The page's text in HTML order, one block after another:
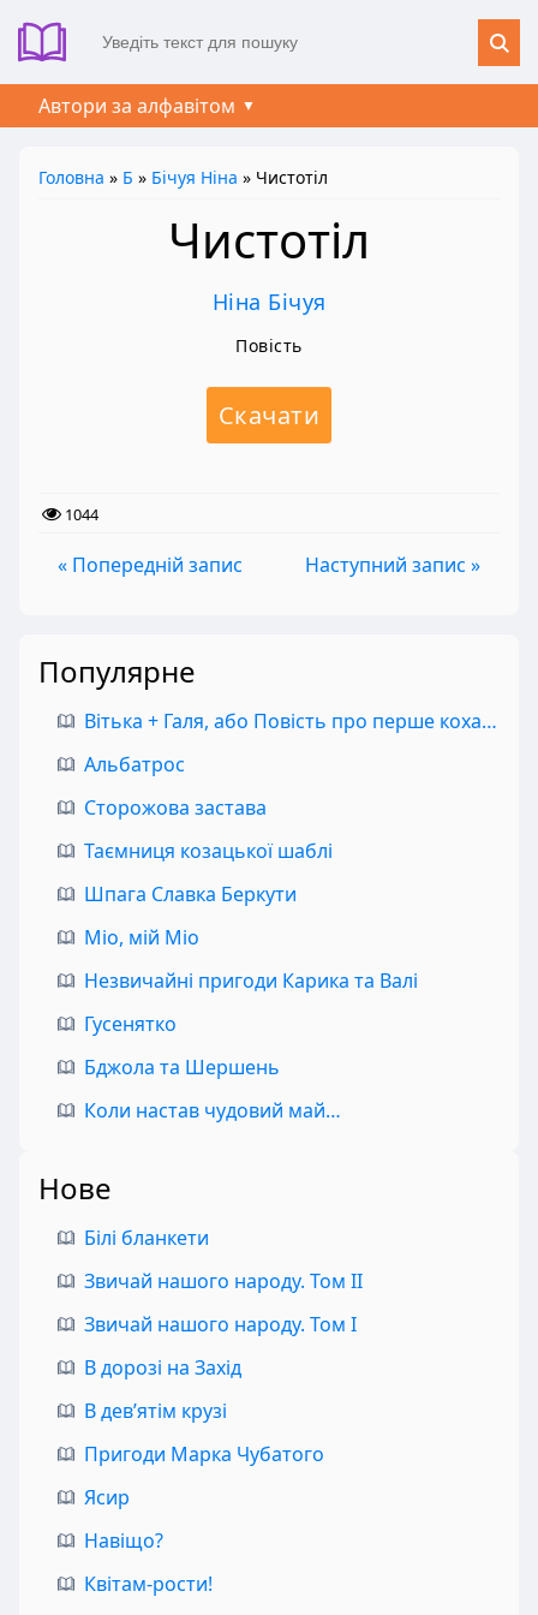
Автори за алфавітом
Головна » Б » Бічуя Ніна » Чистотіл
Чистотіл
Ніна Бічуя
Повість
Скачати
1044
« Попередній запис Наступний запис »
Популярне
Вітька + Галя, або Повість про перше кохання
Альбатрос
Сторожова застава
Таємниця козацької шаблі
Шпага Славка Беркути
Міо, мій Міо
Незвичайні пригоди Карика та Валі
Гусенятко
Бджола та Шершень
Коли настав чудовий май…
Нове
Білі бланкети
Звичай нашого народу. Том II
Звичай нашого народу. Том I
В дорозі на Захід
В дев’ятім крузі
Пригоди Марка Чубатого
Ясир
Навіщо?
Квітам-рости!